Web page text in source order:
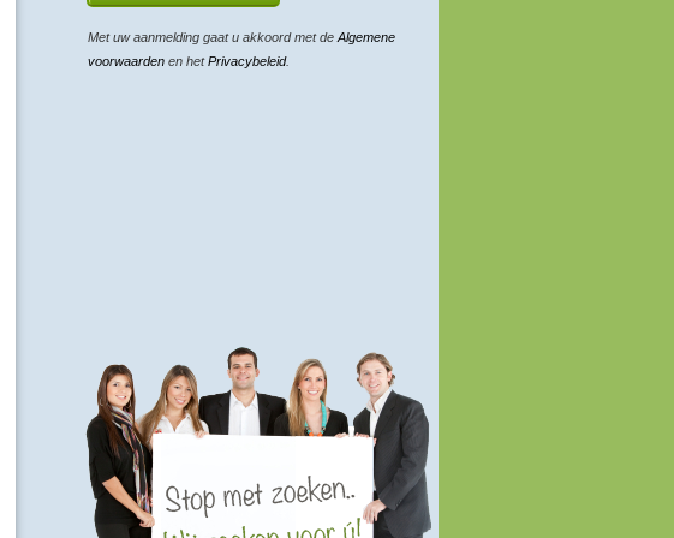
Met uw aanmelding gaat u akkoord met de Algemene
voorwaarden en hetPrivacybeleid.